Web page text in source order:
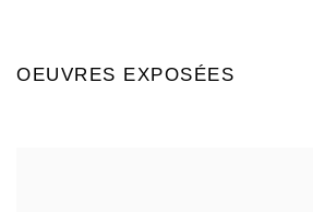
OEUVRES EXPOSÉES